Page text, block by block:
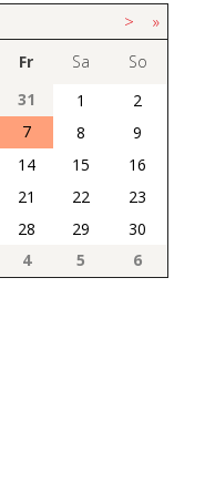
> »
Fr Sa
So
31 1
2
7 8
9
14 15
16
21 22
23
28 29
30
4 5 6